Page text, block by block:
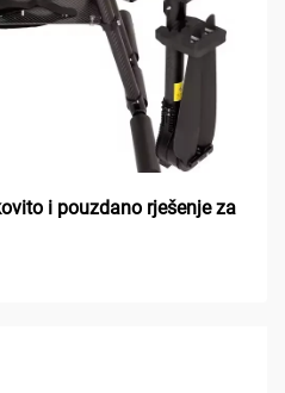
i pouzdano rješenje za